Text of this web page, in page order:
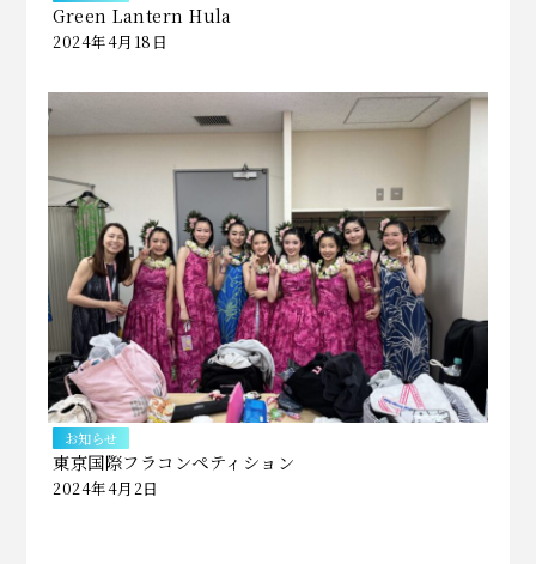
Green Lantern Hula
2024年4月18日
お知らせ
東京国際フラコンペティション
2024年4月2日